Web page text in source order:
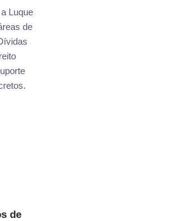
Luque
de
de